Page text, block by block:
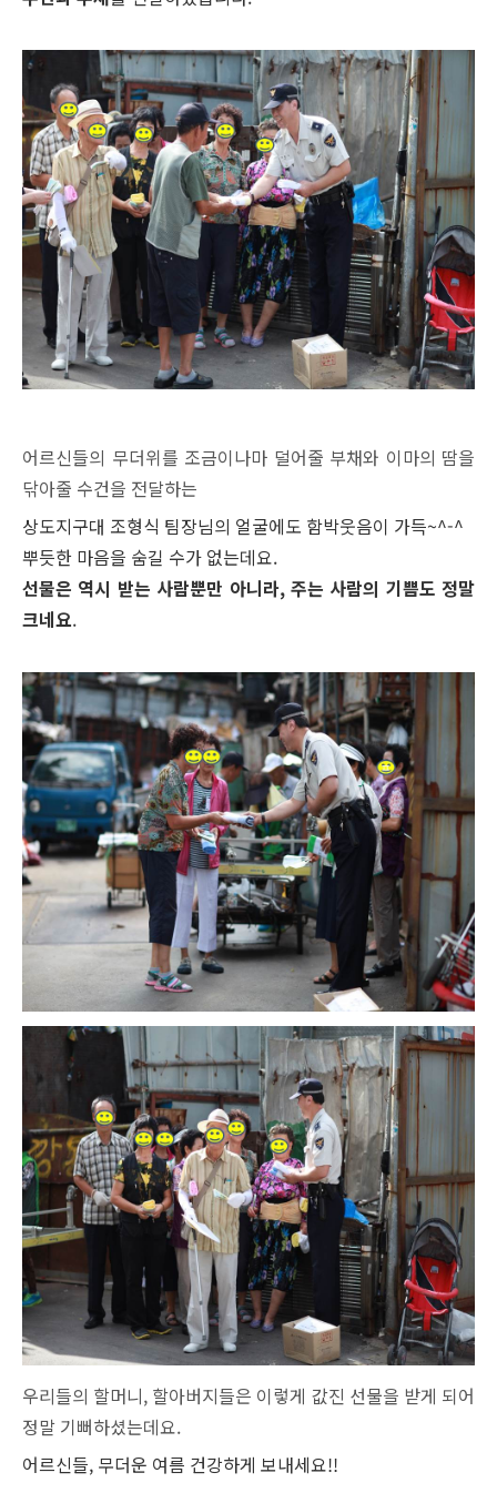
어르신들의 무더위를 조금이나마 덜어줄 부채와 이마의 땀을
닦아줄 수건을 전달하는
상도지구대 조형식 팀장님의 얼굴에도 함박웃음이 가득~^-^
뿌듯한 마음을 숨길 수가 없는데요.
선물은 역시 받는 사람뿐만 아니라, 주는 사람의 기쁨도 정말
크네요.
우리들의 할머니, 할아버지들은 이렇게 값진 선물을 받게 되어
정말 기뻐하셨는데요.
어르신들, 무더운 여름 건강하게 보내세요!!